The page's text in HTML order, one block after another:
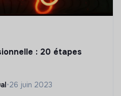
: 20 étapes
•26 juin 2023